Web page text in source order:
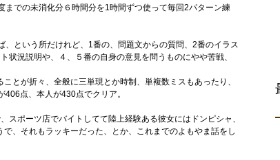
での未消化分６時間分を1時間ずつ使って毎回2パターン練
という所だけれど、1番の、問題文からの質問、2番のイラス
状況説明や、４、５番の自身の意見を問うものにやや苦戦、
とが折々、全般に三単現とか時制、単複数ミスもあったり、
点、本人が430点でクリア。
スポーツ店でバイトしてて陸上経験ある彼女にはドンピシャ、
、それもラッキーだった、とか、これまでのよもやま話をし